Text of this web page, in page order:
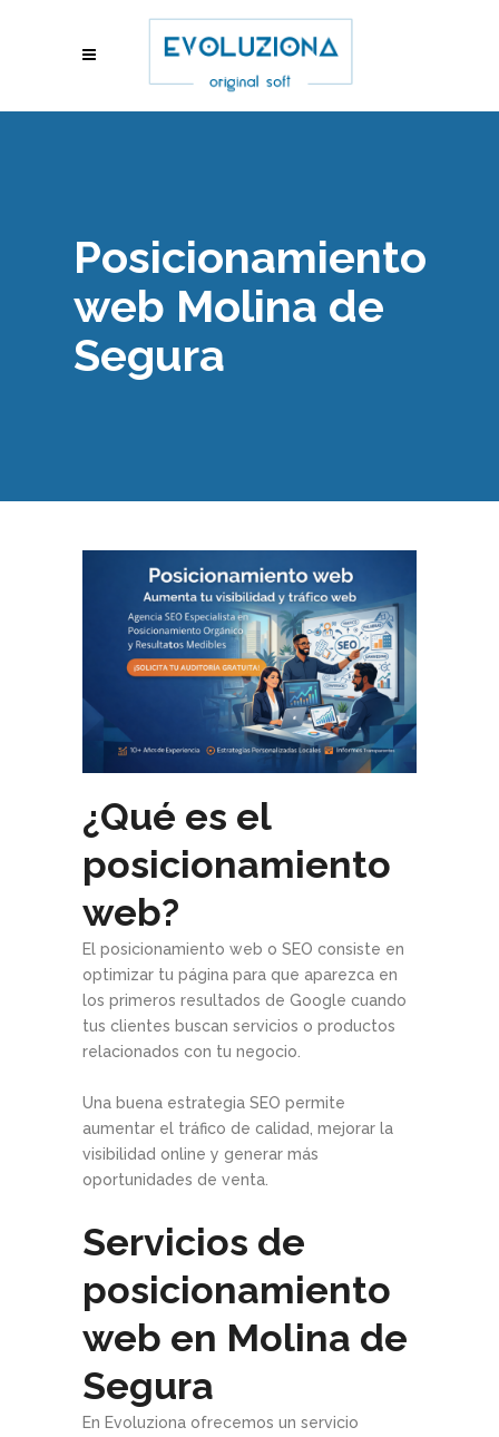
Posicionamiento
web Molina de
Segura
¿Qué es el
posicionamiento
web?
El posicionamiento web o SEO consiste en
optimizar tu página para que aparezca en
los primeros resultados de Google cuando
tus clientes buscan servicios o productos
relacionados con tu negocio.
Una buena estrategia SEO permite
aumentar el tráfico de calidad, mejorar la
visibilidad online y generar más
oportunidades de venta.
Servicios de
posicionamiento
web en Molina de
Segura
En Evoluziona ofrecemos un servicio